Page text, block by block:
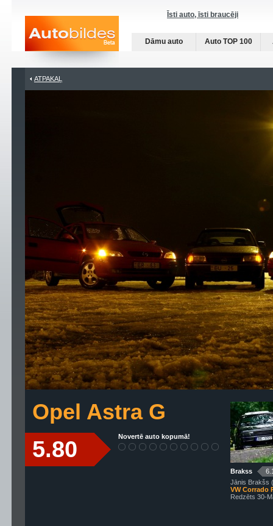
Īsti auto, īsti braucēji
Dāmu auto Auto TOP 100
ATPAKAĻ
Opel Astra G
5.80 Novertē auto kopumā!
Brakss
Jānis Brakšs
VW Corrado
Redzēts 30-